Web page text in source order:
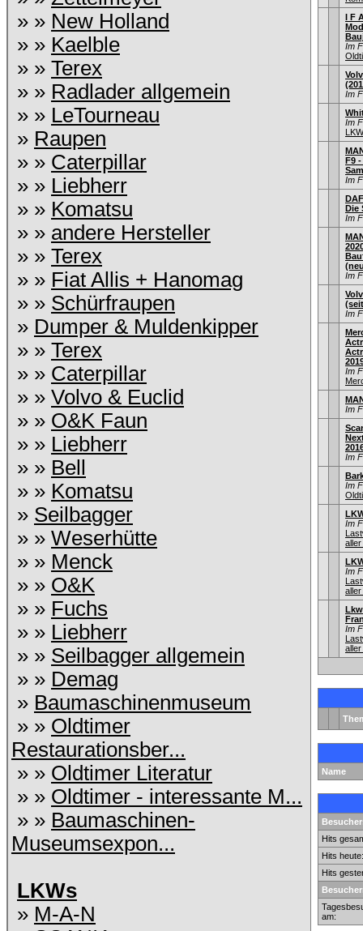
» » New Holland
» » Kaelble
» » Terex
» » Radlader allgemein
» » LeTourneau
» Raupen
» » Caterpillar
» » Liebherr
» » Komatsu
» » andere Hersteller
» » Terex
» » Fiat Allis + Hanomag
» » Schürfraupen
» Dumper & Muldenkipper
» » Terex
» » Caterpillar
» » Volvo & Euclid
» » O&K Faun
» » Liebherr
» » Bell
» » Komatsu
» Seilbagger
» » Weserhütte
» » Menck
» » O&K
» » Fuchs
» » Liebherr
» » Seilbagger allgemein
» » Demag
» Baumaschinenmuseum
» » Oldtimer
Restaurationsber...
» » Oldtimer Literatur
» » Oldtimer - interessante M...
» » Baumaschinen-
Museumsexpon...
LKWs
» M-A-N
I F
Im
Im
Im
F9
Im
Die
Im
Im
Im
Im
Im
Im
Im
Im
aller
Im
aller
Im
aller
Name
Hits
Hits heute:
Hits
am: